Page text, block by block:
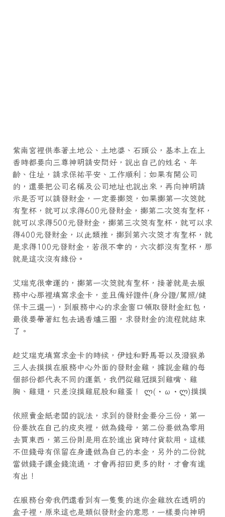
紫南宮裡供奉著土地公、土地婆、石頭公，基本上在上
香時都要向三尊神明請安問好，說出自己的姓名、年
齡、住址，請求保祐平安、工作順利；如果有開公司
的，還要把公司名稱及公司地址也說出來，再向神明請
示是否可以請發財金，一定要擲筊，如果擲第一次筊就
有聖杯，就可以求得600元發財金，擲第二次筊有聖杯，
就可以求得500元發財金，擲第三次筊有聖杯，就可以求
得400元發財金，以此類推，擲到第六次筊才有聖杯，就
是求得100元發財金，若很不幸的，六次都沒有聖杯，那
就是這次沒有緣份。
艾瑞克很幸運的，擲第一次筊就有聖杯，接著就是去服
務中心那裡填寫求金卡，並且備好證件(身分證/駕照/健
保卡三選一)，到服務中心的求金窗口領取發財金紅包，
最後要帶著紅包去過香爐三圈，求發財金的流程就結束
了。
趁艾瑞克填寫求金卡的時候，伊娃和野馬哥以及潑猴弟
三人去摸摸在服務中心外面的發財金雞，據說金雞的每
個部份都代表不同的運氣，我們從雞冠摸到雞嘴、雞
胸、雞翅，只差沒摸雞屁股和雞蛋！ ლ(・ω・ლ)摸摸
依照賣金紙老闆的說法，求到的發財金要分三份，第一
份要放在自己的皮夾裡，做為錢母，第二份要做為零用
去買東西，第三份則是用在於進出貨時付貨款用。這樣
不但錢母有保留在身邊做為自己的本金，另外的二份就
當做錢子讓金錢流通，才會再招回更多的財，才會有進
有出！
在服務台旁我們還看到有一隻隻的迷你金雞放在透明的
盒子裡，原來這也是類似發財金的意思，一樣要向神明